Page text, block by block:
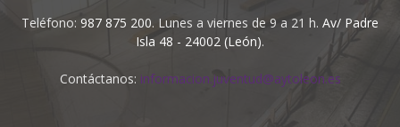
Teléfono: 987 875 200. Lunes a viernes de 9 a 21 h. Av/ Padre
Isla 48 - 24002 (León).
Contáctanos: informacion.juventud@aytoleon.es